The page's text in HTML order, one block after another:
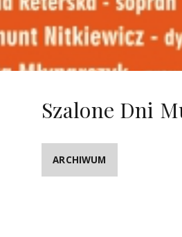
Szalone Dni
ARCHIWUM